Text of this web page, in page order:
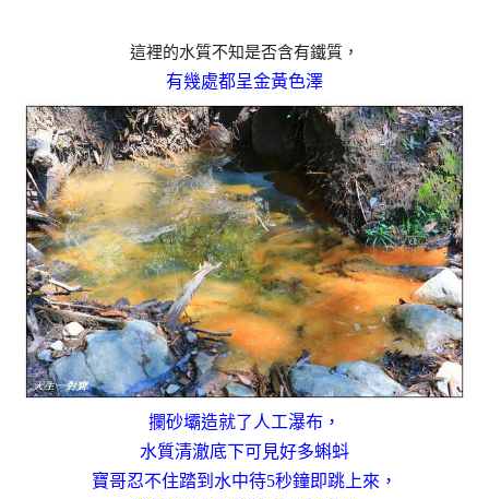
這裡的水質不知是否含有鐵質，
有幾處都呈金黃色澤
攔砂壩造就了人工瀑布，
水質清澈底下可見好多蝌蚪
寶哥忍不住踏到水中待5秒鐘即跳上來，